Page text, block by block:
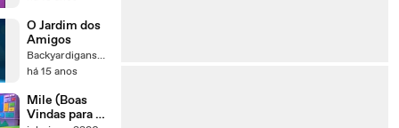
O Jardim dos
Amigos
BackyardigansGS
há 15 anos
Mile (Boas
Vindas para o